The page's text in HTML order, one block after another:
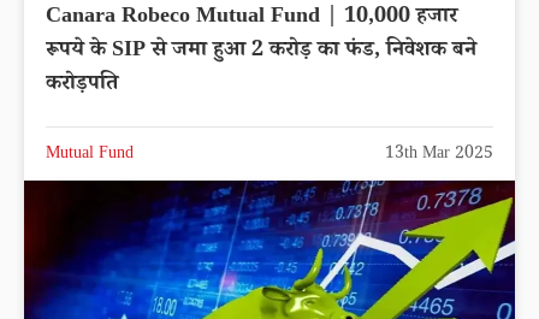
Canara Robeco Mutual Fund | 10,000 हजार
रूपये के SIP से जमा हुआ 2 करोड़ का फंड, निवेशक बने
करोड़पति
Mutual Fund 13th Mar 2025